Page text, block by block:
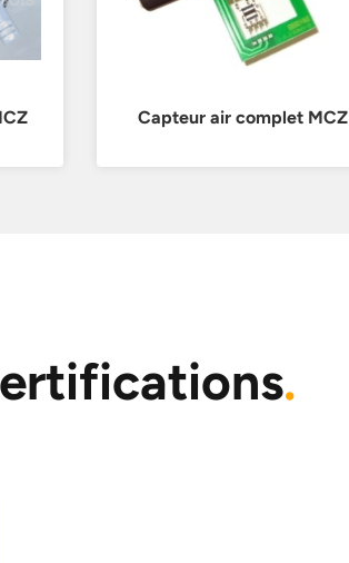
Capteur air complet MCZ
.